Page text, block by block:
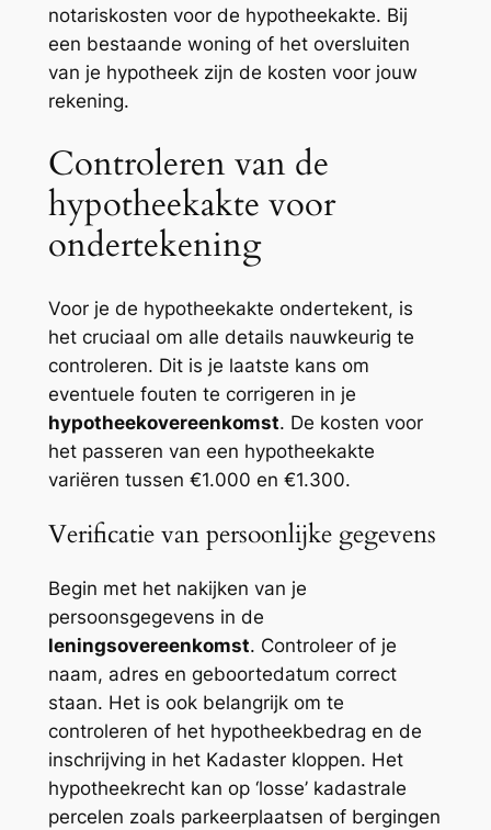
notariskosten voor de hypotheekakte. Bij
een bestaande woning of het oversluiten
van je hypotheek zijn de kosten voor jouw
rekening.
Controleren van de
hypotheekakte voor
ondertekening
Voor je de hypotheekakte ondertekent, is
het cruciaal om alle details nauwkeurig te
controleren. Dit is je laatste kans om
eventuele fouten te corrigeren in je
hypotheekovereenkomst. De kosten voor
het passeren van een hypotheekakte
variëren tussen €1.000 en €1.300.
Verificatie van persoonlijke gegevens
Begin met het nakijken van je
persoonsgegevens in de
leningsovereenkomst. Controleer of je
naam, adres en geboortedatum correct
staan. Het is ook belangrijk om te
controleren of het hypotheekbedrag en de
inschrijving in het Kadaster kloppen. Het
hypotheekrecht kan op ‘losse’ kadastrale
percelen zoals parkeerplaatsen of bergingen